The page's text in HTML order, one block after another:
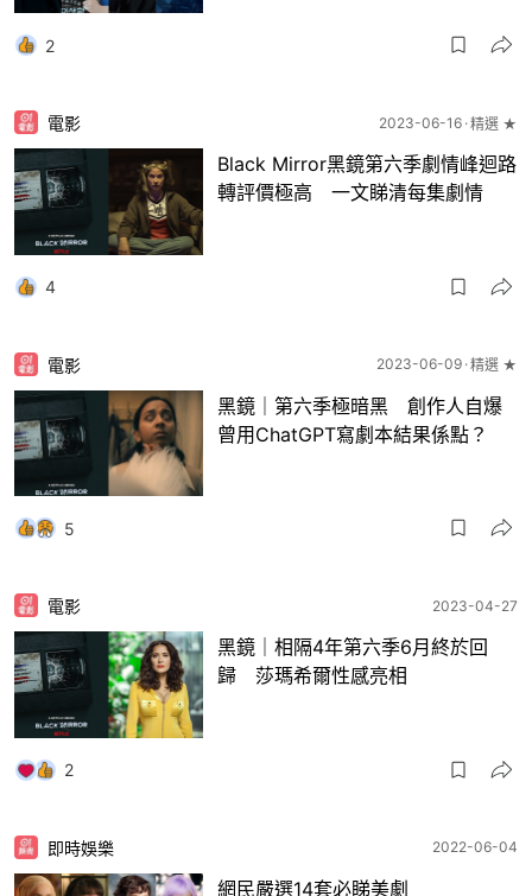
2
電影 2023-06-16 精選 ★
Black Mirror黑鏡第六季劇情峰迴路
轉評價極高 一文睇清每集劇情
4
電影 2023-06-09 精選 ★
黑鏡｜第六季極暗黑 創作人自爆
曾用ChatGPT寫劇本結果係點？
5
電影 2023-04-27
黑鏡｜相隔4年第六季6月終於回
歸 莎瑪希爾性感亮相
2
即時娛樂 2022-06-04
網民嚴選14套必睇美劇